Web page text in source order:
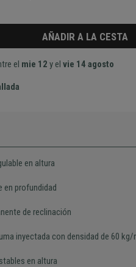
AÑADIR A LA CESTA
el mie 12 y elvie 14 agosto
en altura
en profundidad
de reclinación
inyectada con densidad de 60 kg/
en altura